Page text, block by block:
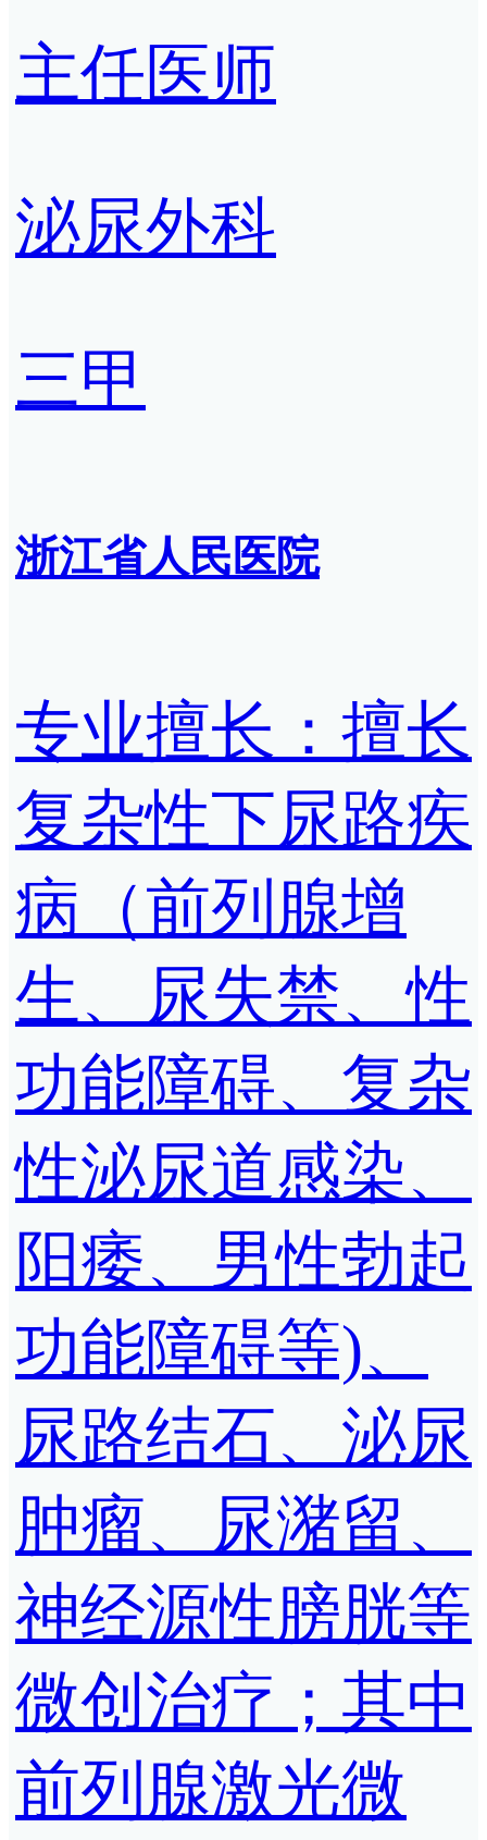
主任医师
泌尿外科
三甲
浙江省人民医院
专业擅长：擅长
复杂性下尿路疾
病（前列腺增
生、尿失禁、性
功能障碍、复杂
性泌尿道感染、
阳痿、男性勃起
功能障碍等)、
尿路结石、泌尿
肿瘤、尿潴留、
神经源性膀胱等
微创治疗；其中
前列腺激光微